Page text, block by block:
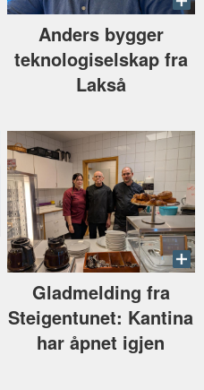
Anders bygger
teknologiselskap fra
Lakså
Gladmelding fra
Steigentunet: Kantina
har åpnet igjen